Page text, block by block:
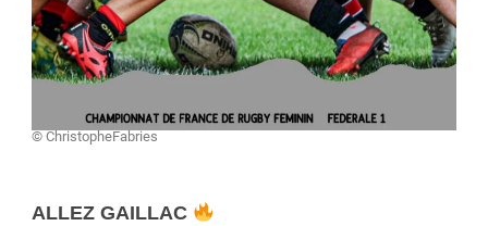
© ChristopheFabries
ALLEZ GAILLAC